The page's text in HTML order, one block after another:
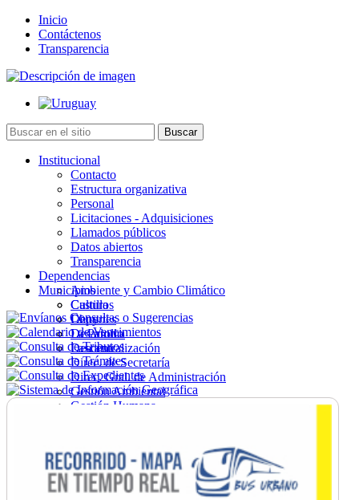
Inicio
Contáctenos
Transparencia
Institucional
Contacto
Estructura organizativa
Personal
Licitaciones - Adquisiciones
Llamados públicos
Datos abiertos
Transparencia
Dependencias
Ambiente y Cambio Climático
Cultura
Deportes
Desarrollo
Descentralización
Direc. de Secretaría
Direc. Gral. de Administración
Gestión Ambiental
Gestión Humana
Ordenamiento
Promoción Social
Salud
Secretaría General
Municipios
Castillos
Chuy
La Paloma
Lascano